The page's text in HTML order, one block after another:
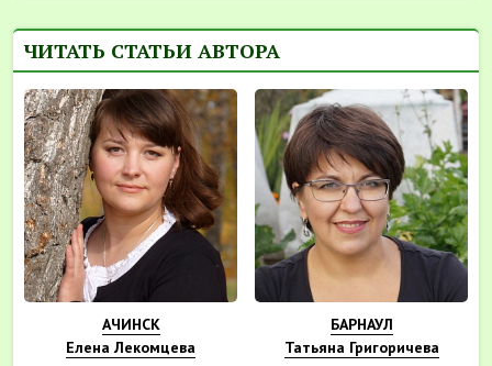
ЧИТАТЬ СТАТЬИ АВТОРА
АЧИНСК
Елена Лекомцева
БАРНАУЛ
Татьяна Григоричева